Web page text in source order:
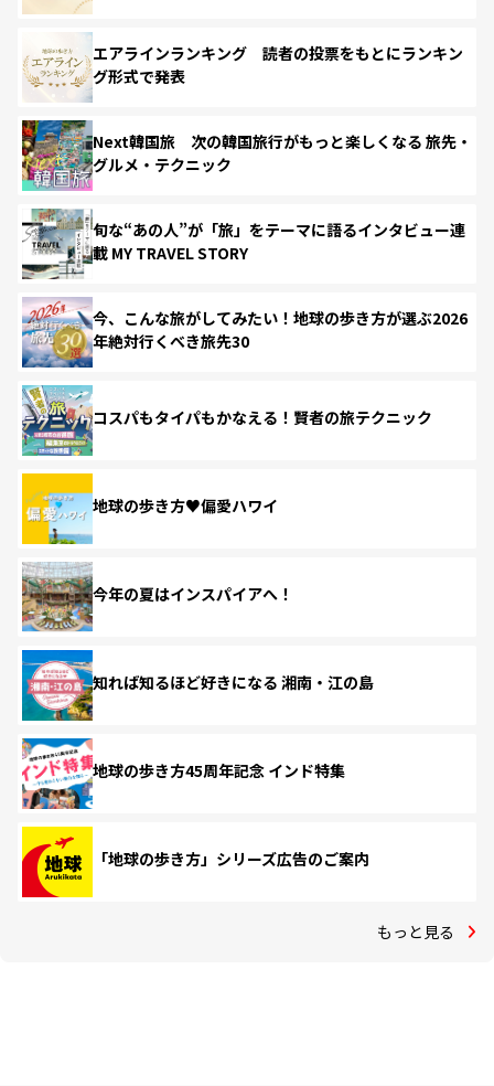
エアラインランキング 読者の投票をもとにランキン
グ形式で発表
Next韓国旅 次の韓国旅行がもっと楽しくなる 旅先・
グルメ・テクニック
旬な“あの人”が「旅」をテーマに語るインタビュー連
載 MY TRAVEL STORY
今、こんな旅がしてみたい！地球の歩き方が選ぶ2026
年絶対行くべき旅先30
コスパもタイパもかなえる！賢者の旅テクニック
地球の歩き方♥偏愛ハワイ
今年の夏はインスパイアへ！
知れば知るほど好きになる 湘南・江の島
地球の歩き方45周年記念 インド特集
「地球の歩き方」シリーズ広告のご案内
もっと見る